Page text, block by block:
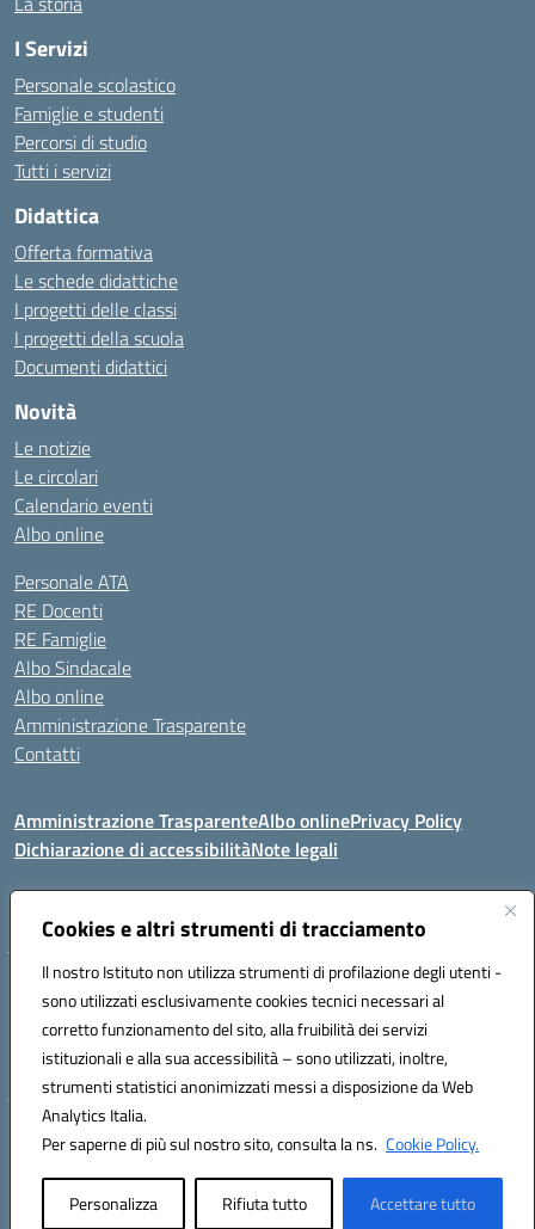
Cookies e altri strumenti di tracciamento
Il nostro Istituto non utilizza strumenti di profilazione degli utenti -
sono utilizzati esclusivamente cookies tecnici necessari al
corretto funzionamento del sito, alla fruibilità dei servizi
istituzionali e alla sua accessibilità – sono utilizzati, inoltre,
strumenti statistici anonimizzati messi a disposizione da Web
Analytics Italia.
Per saperne di più sul nostro sito, consulta la ns. Cookie Policy.
Personalizza Rifiuta tutto Accettare tutto
I Servizi
Personale scolastico
Famiglie e studenti
Percorsi di studio
Tutti i servizi
Didattica
Offerta formativa
Le schede didattiche
I progetti delle classi
I progetti della scuola
Documenti didattici
Novità
Le notizie
Le circolari
Calendario eventi
Albo online
Personale ATA
RE Docenti
RE Famiglie
Albo Sindacale
Albo online
Amministrazione Trasparente
Contatti
Amministrazione TrasparenteAlbo onlinePrivacy Policy
Dichiarazione di accessibilitàNote legali
Codice fiscale: 81000450908 Codice meccanografico: SSIC80600X
Telefono: 079714035 Fax: 079716128
Mail: SSIC80600X@istruzione.it PEC: SSIC80600X@pec.istruzione.it
Hosting & Powered by 3D Solution S.r.l.
Concept & Design by Designers Italia